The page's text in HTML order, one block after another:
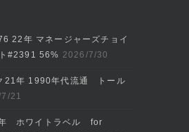
22年 マネージャーズチョイ
#2391 56% 2026/7/30
21年 1990年代流通 トール
21
年 ホワイトラベル for